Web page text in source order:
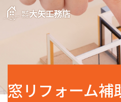
窓リフォーム補